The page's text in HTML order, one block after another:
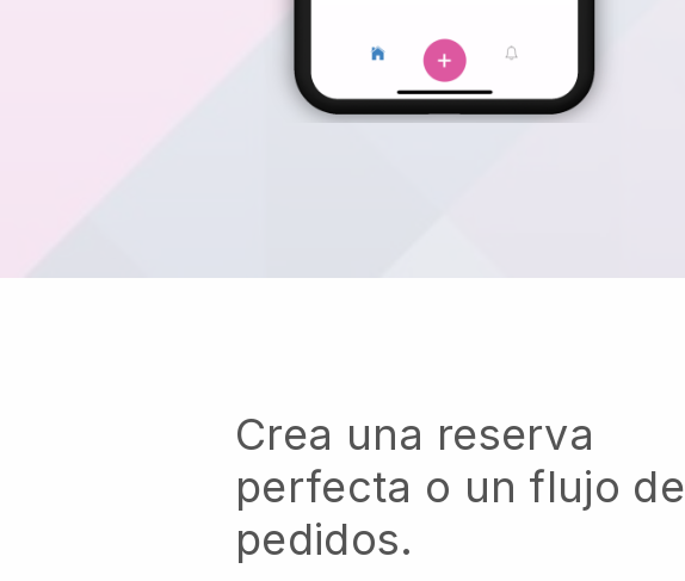
Crea una reserva
perfecta o un flujo de
pedidos.